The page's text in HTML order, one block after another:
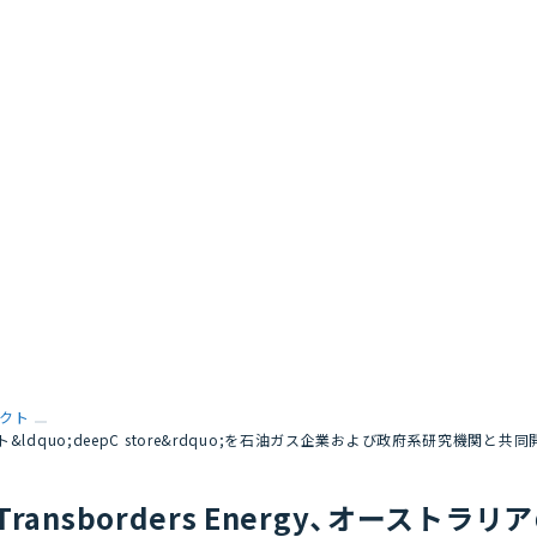
ト
&ldquo;deepC store&rdquo;を石油ガス企業および政府系研究機関と共同
Energy、オーストラリ